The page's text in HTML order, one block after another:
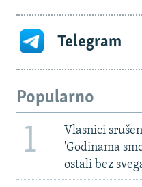
Telegram
Popularno
1
Vlasnici
'Godinama
ostali bez